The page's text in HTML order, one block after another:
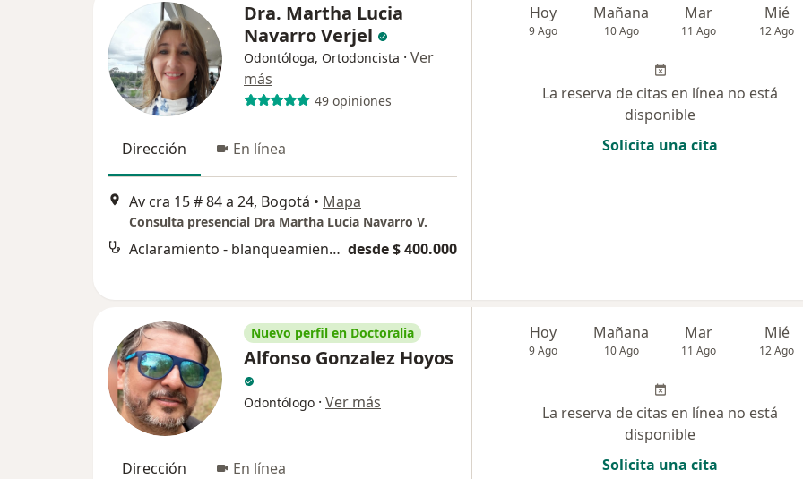
Dra. Martha Lucia
Navarro Verjel
Odontóloga, Ortodoncista · Ver
más
49 opiniones
Dirección En línea
Av cra 15 # 84 a 24, Bogotá • Mapa
Consulta presencial Dra Martha Lucia Navarro V.
Aclaramiento - blanqueamiento dental desde $ 400.000
Hoy
9 Ago
Mañana
10 Ago
Mar
11 Ago
Mié
12 Ago
La reserva de citas en línea no está
disponible
Solicita una cita
Nuevo perfil en Doctoralia
Alfonso Gonzalez Hoyos
Odontólogo · Ver más
Dirección En línea
Hoy
9 Ago
Mañana
10 Ago
Mar
11 Ago
Mié
12 Ago
La reserva de citas en línea no está
disponible
Solicita una cita